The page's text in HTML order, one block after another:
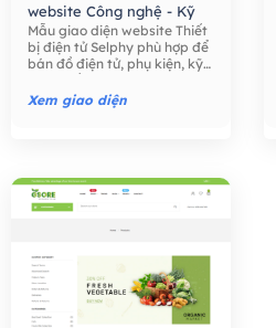
website Công nghệ - Kỹ
thuật số,Mẫu giao diện
website Bán hàng -
Thương mại điện tử,
Mẫu giao diện website Thiết
bị điện tử Selphy phù hợp để
bán đồ điện tử, phụ kiện, kỹ
tính, máy ảnh, các phụ kiện
điện tử,….
Xem giao diện